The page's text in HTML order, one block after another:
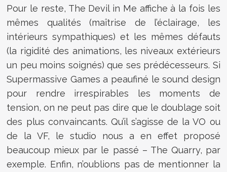
Pour le reste, The Devil in Me affiche à la fois les
mêmes qualités (maîtrise de l’éclairage, les
intérieurs sympathiques) et les mêmes défauts
(la rigidité des animations, les niveaux extérieurs
un peu moins soignés) que ses prédécesseurs. Si
Supermassive Games a peaufiné le sound design
pour rendre irrespirables les moments de
tension, on ne peut pas dire que le doublage soit
des plus convaincants. Qu’il s’agisse de la VO ou
de la VF, le studio nous a en effet proposé
beaucoup mieux par le passé – The Quarry, par
exemple. Enfin, n’oublions pas de mentionner la